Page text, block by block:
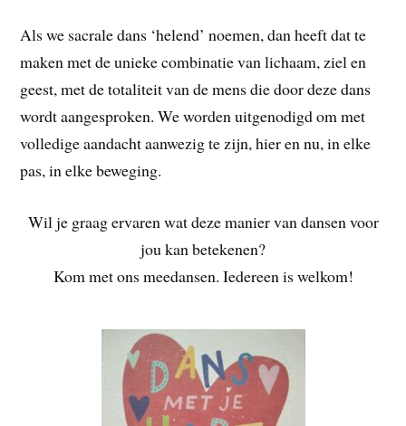
Als we sacrale dans ‘helend’ noemen, dan heeft dat te
maken met de unieke combinatie van lichaam, ziel en
geest, met de totaliteit van de mens die door deze dans
wordt aangesproken. We worden uitgenodigd om met
volledige aandacht aanwezig te zijn, hier en nu, in elke
pas, in elke beweging.
Wil je graag ervaren wat deze manier van dansen voor
jou kan betekenen?
Kom met ons meedansen. Iedereen is welkom!